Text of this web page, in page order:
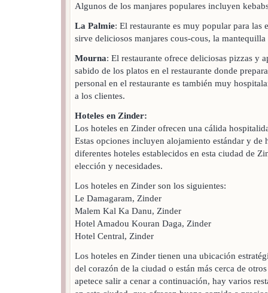
Algunos de los manjares populares incluyen
La Palmie: El restaurante es muy popular para las
sirve deliciosos manjares cous-cous, la
Mourna: El restaurante ofrece deliciosas pizzas y
sabido de los platos en el restaurante donde
personal en el restaurante es también muy
a los clientes.
Hoteles en Zinder:
Los hoteles en Zinder ofrecen una cálida
Estas opciones incluyen alojamiento estándar y de
diferentes hoteles establecidos en esta ciudad de
elección y necesidades.
Los hoteles en Zinder son los siguientes:
Le Damagaram, Zinder
Malem Kal Ka Danu, Zinder
Hotel Amadou Kouran Daga, Zinder
Hotel Central, Zinder
Los hoteles en Zinder tienen una ubicación
del corazón de la ciudad o están más cerca de
apetece salir a cenar a continuación, hay varios